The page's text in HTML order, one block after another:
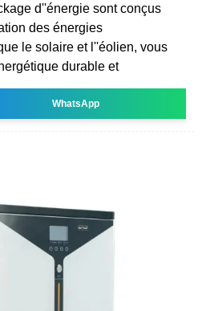
d''énergie sont conçus
des énergies
le solaire et l''éolien, vous
durable et
WhatsApp